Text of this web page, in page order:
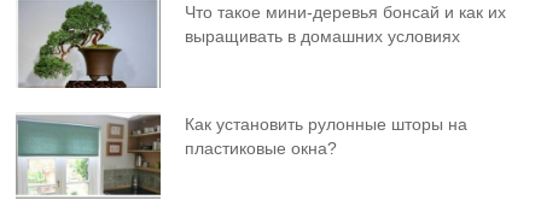
Что такое мини-деревья бонсай и как их
выращивать в домашних условиях
Как установить рулонные шторы на
пластиковые окна?